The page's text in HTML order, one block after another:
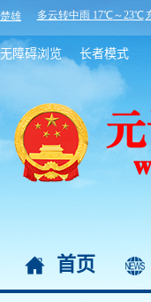
无障碍浏览 长者模式
首页